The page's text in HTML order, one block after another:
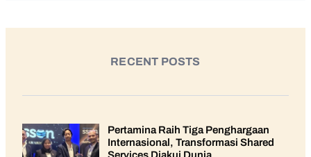
RECENT POSTS
Pertamina Raih Tiga Penghargaan
Internasional, Transformasi Shared
Services Diakui Dunia